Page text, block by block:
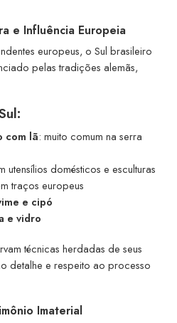
e Influência Europeia
europeus, o Sul brasileiro
pelas tradições alemãs,
com lã: muito comum na serra
utensílios domésticos e esculturas
traços europeus
e cipó
e vidro
técnicas herdadas de seus
detalhe e respeito ao processo
Imaterial